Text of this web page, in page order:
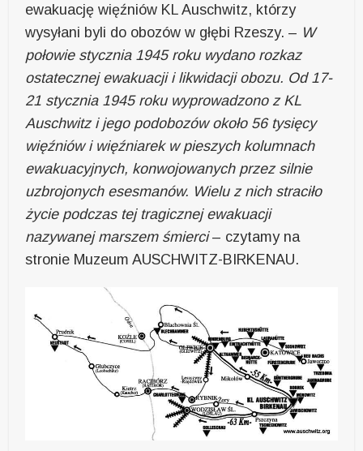
ewakuację więźniów KL Auschwitz, którzy
wysyłani byli do obozów w głębi Rzeszy. – W
połowie stycznia 1945 roku wydano rozkaz
ostatecznej ewakuacji i likwidacji obozu. Od 17-
21 stycznia 1945 roku wyprowadzono z KL
Auschwitz i jego podobozów około 56 tysięcy
więźniów i więźniarek w pieszych kolumnach
ewakuacyjnych, konwojowanych przez silnie
uzbrojonych esesmanów. Wielu z nich straciło
życie podczas tej tragicznej ewakuacji
nazywanej marszem śmierci– czytamy na
stronie Muzeum AUSCHWITZ-BIRKENAU.